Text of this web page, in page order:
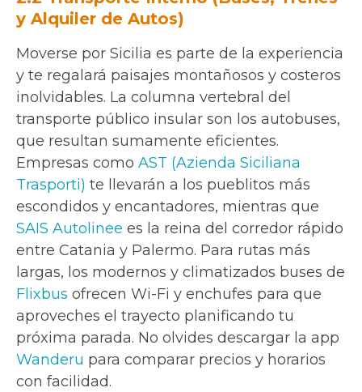
y Alquiler de Autos)
Moverse por Sicilia es parte de la experiencia
y te regalará paisajes montañosos y costeros
inolvidables. La columna vertebral del
transporte público insular son los autobuses,
que resultan sumamente eficientes.
Empresas como AST (Azienda Siciliana
Trasporti) te llevarán a los pueblitos más
escondidos y encantadores, mientras que
SAIS Autolinee es la reina del corredor rápido
entre Catania y Palermo. Para rutas más
largas, los modernos y climatizados buses de
Flixbus ofrecen Wi-Fi y enchufes para que
aproveches el trayecto planificando tu
próxima parada. No olvides descargar la app
Wanderu para comparar precios y horarios
con facilidad.